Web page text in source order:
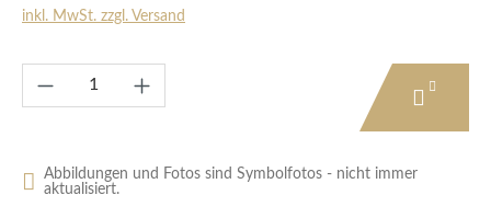
inkl. MwSt. zzgl. Versand
Produkt Anzahl: Gib den gewünschten
Abbildungen und Fotos sind Symbolfotos - nicht immer
aktualisiert.